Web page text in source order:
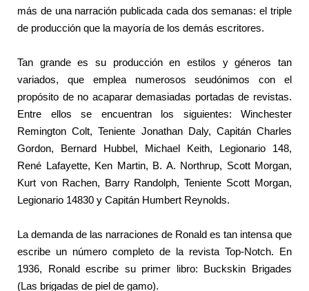
más de una narración publicada cada dos semanas: el triple
de producción que la mayoría de los demás escritores.
Tan grande es su producción en estilos y géneros tan
variados, que emplea numerosos seudónimos con el
propósito de no acaparar demasiadas portadas de revistas.
Entre ellos se encuentran los siguientes: Winchester
Remington Colt, Teniente Jonathan Daly, Capitán Charles
Gordon, Bernard Hubbel, Michael Keith, Legionario 148,
René Lafayette, Ken Martin, B. A. Northrup, Scott Morgan,
Kurt von Rachen, Barry Randolph, Teniente Scott Morgan,
Legionario 14830 y Capitán Humbert Reynolds.
La demanda de las narraciones de Ronald es tan intensa que
escribe un número completo de la revista Top-Notch. En
1936, Ronald escribe su primer libro: Buckskin Brigades
(Las brigadas de piel de gamo).